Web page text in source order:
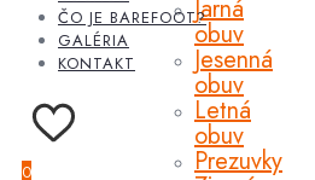
Jarná
obuv
Jesenná
obuv
Letná
obuv
Prezuvky
ČO JE BAREFOOT?
GALÉRIA
KONTAKT
0